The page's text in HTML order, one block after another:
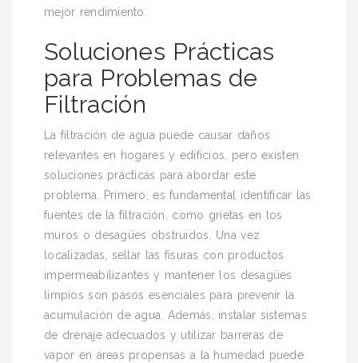
mejor rendimiento.
Soluciones Prácticas
para Problemas de
Filtración
La filtración de agua puede causar daños
relevantes en hogares y edificios, pero existen
soluciones prácticas para abordar este
problema. Primero, es fundamental identificar las
fuentes de la filtración, como grietas en los
muros o desagües obstruidos. Una vez
localizadas, sellar las fisuras con productos
impermeabilizantes y mantener los desagües
limpios son pasos esenciales para prevenir la
acumulación de agua. Además, instalar sistemas
de drenaje adecuados y utilizar barreras de
vapor en áreas propensas a la humedad puede